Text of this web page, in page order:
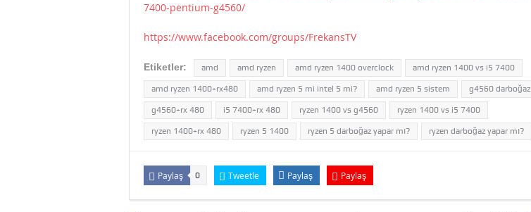
7400-pentium-g4560/
https://www.facebook.com/groups/FrekansTV
Etiketler: amd amd ryzen amd ryzen 1400 overclock amd ryzen 1400 vs i5 7400
amd ryzen 1400+rx480 amd ryzen 5 mi intel 5 mi? amd ryzen 5 sistem g4560 darboğaz
g4560+rx 480 i5 7400+rx 480 ryzen 1400 vs g4560 ryzen 1400 vs i5 7400
ryzen 1400+rx 480 ryzen 5 1400 ryzen 5 darboğaz yapar mı? ryzen darboğaz yapar mı?
Paylaş 0 Tweetle Paylaş Paylaş